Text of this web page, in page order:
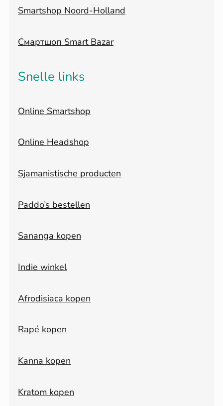
Smartshop Noord-Holland
Смартшоп Smart Bazar
Snelle links
Online Smartshop
Online Headshop
Sjamanistische producten
Paddo’s bestellen
Sananga kopen
Indie winkel
Afrodisiaca kopen
Rapé kopen
Kanna kopen
Kratom kopen